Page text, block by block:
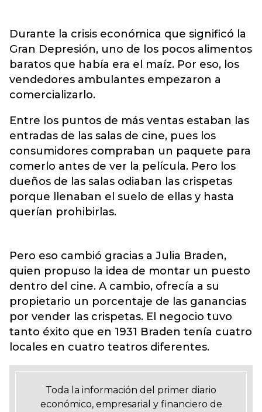
Durante la crisis económica que significó la
Gran Depresión, uno de los pocos alimentos
baratos que había era el maíz. Por eso, los
vendedores ambulantes empezaron a
comercializarlo.
Entre los puntos de más ventas estaban las
entradas de las salas de cine, pues los
consumidores compraban un paquete para
comerlo antes de ver la película. Pero los
dueños de las salas odiaban las crispetas
porque llenaban el suelo de ellas y hasta
querían prohibirlas.
Pero eso cambió gracias a Julia Braden,
quien propuso la idea de montar un puesto
dentro del cine. A cambio, ofrecía a su
propietario un porcentaje de las ganancias
por vender las crispetas. El negocio tuvo
tanto éxito que en 1931 Braden tenía cuatro
locales en cuatro teatros diferentes.
Toda la información del primer diario
económico, empresarial y financiero de